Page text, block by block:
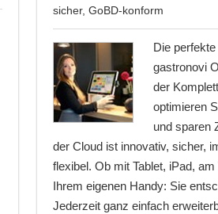
sicher, GoBD-konform
Die
gastronovi
der
optimieren
und sparen
der Cloud ist innovativ, sicher,
flexibel. Ob mit Tablet, iPad,
Ihrem eigenen Handy: Sie
Jederzeit ganz einfach